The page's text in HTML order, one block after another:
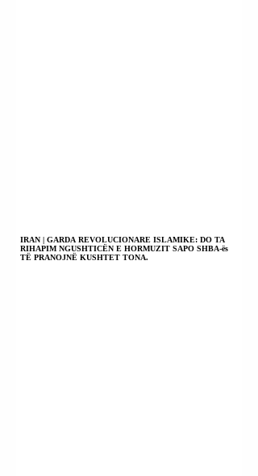
IRAN | GARDA REVOLUCIONARE ISLAMIKE: DO TA
RIHAPIM NGUSHTICËN E HORMUZIT SAPO SHBA-ës
TË PRANOJNË KUSHTET TONA.